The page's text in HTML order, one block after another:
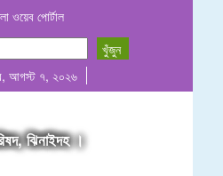
ওয়েব পোর্টাল
আগস্ট ৭, ২০২৬
ঝিনাইদহ ।